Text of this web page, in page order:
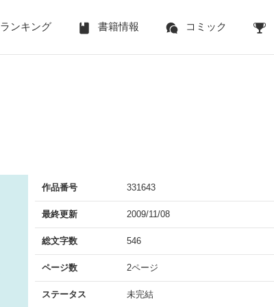
ランキング 書籍情報 コミック
作品番号 331643
最終更新 2009/11/08
総文字数 546
ページ数 2ページ
ステータス 未完結